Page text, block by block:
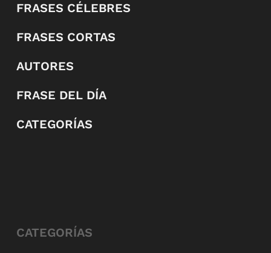
FRASES CÉLEBRES
FRASES CORTAS
AUTORES
FRASE DEL DÍA
CATEGORÍAS
CATEGORÍAS